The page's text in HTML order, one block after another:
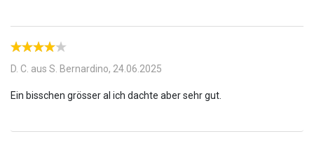
D. C. aus S. Bernardino, 24.06.2025